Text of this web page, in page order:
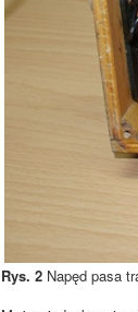
Rys. 2 Napęd pasa